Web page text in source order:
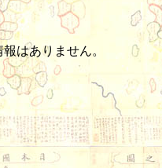
はありません。